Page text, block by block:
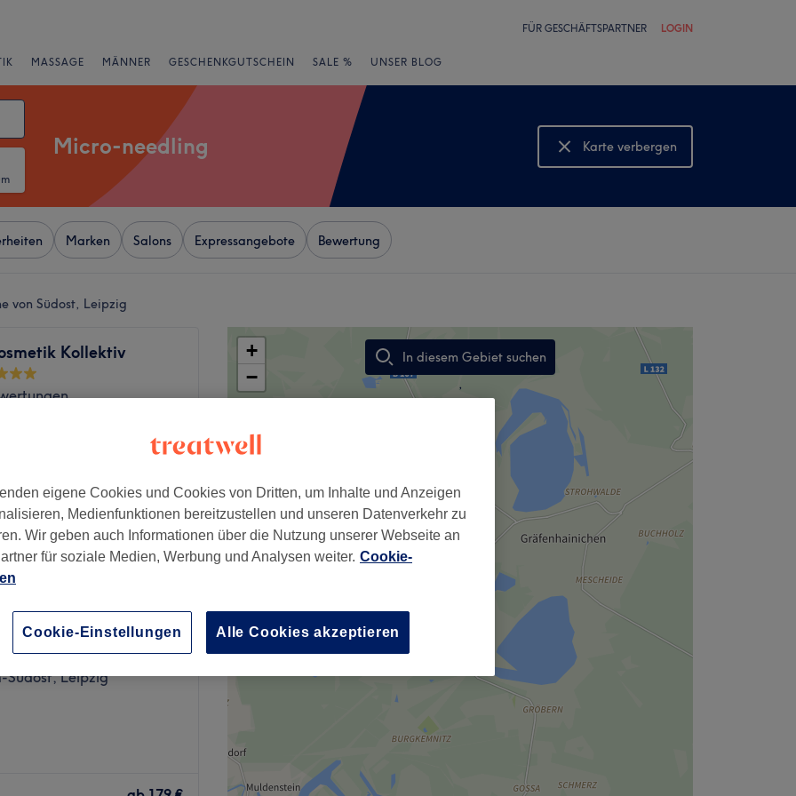
FÜR GESCHÄFTSPARTNER LOGIN
MASSAGE MÄNNER GESCHENKGUTSCHEIN SALE % UNSER BLOG
Micro-needling
Karte verbergen
Karte anzeigen
Marken Salons Expressangebote Bewertung
von Südost, Leipzig
Kollektiv
ab 99 €
dich zu entspannen,
43 Bewertungen
Südost, Leipzig
+
−
In diesem Gebiet suchen
,
eigene Cookies und Cookies von Dritten, um Inhalte und Anzeigen
Medienfunktionen bereitzustellen und unseren Datenverkehr zu
Wir geben auch Informationen über die Nutzung unserer Webseite an
für soziale Medien, Werbung und Analysen weiter. Cookie-
Cookie-Einstellungen Alle Cookies akzeptieren